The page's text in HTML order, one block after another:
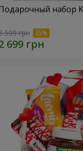
набор
599 грн